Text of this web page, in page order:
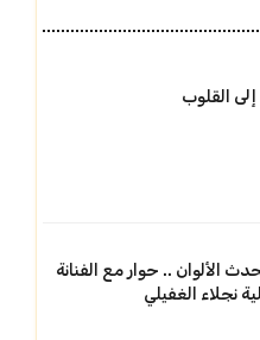
القلوب
الألوان .. حوار مع الفنانة
نجلاء الغفيلي